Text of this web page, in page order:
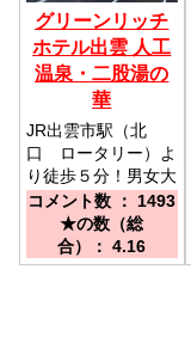
グリーンリッチ
ホテル出雲 人工
温泉・二股湯の
華
JR出雲市駅（北
口 ロータリー）よ
り徒歩５分！男女大
浴場完備！／JR
出雲市駅 北口 ロ
ータリー より徒歩
５分
コメント数 ： 1493
★の数（総
合）： 4.16